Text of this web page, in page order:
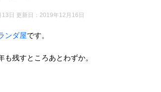
日 更新日： 2019年12月16日
ンダ屋です。
も残すところあとわずか。